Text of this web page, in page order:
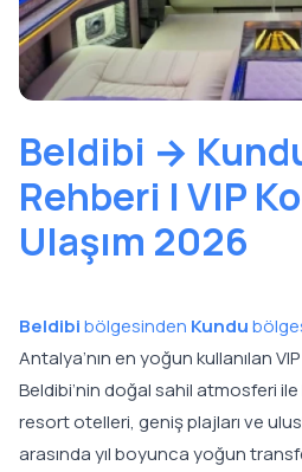
Beldibi →
Rehberi | VIP
Ulaşım 2026
Beldibibölgesinden Kundu
Antalya’nın en yoğun kullanılan
Beldibi’nin doğal sahil atmosferi ile
resort otelleri, geniş plajları ve
arasında yıl boyunca yoğun